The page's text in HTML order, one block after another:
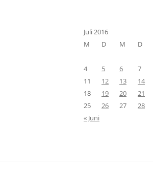
Juli 2016
M
D M D
4
5 6 7
11
12 13 14
18
19 20 21
25
26 27 28
« Juni